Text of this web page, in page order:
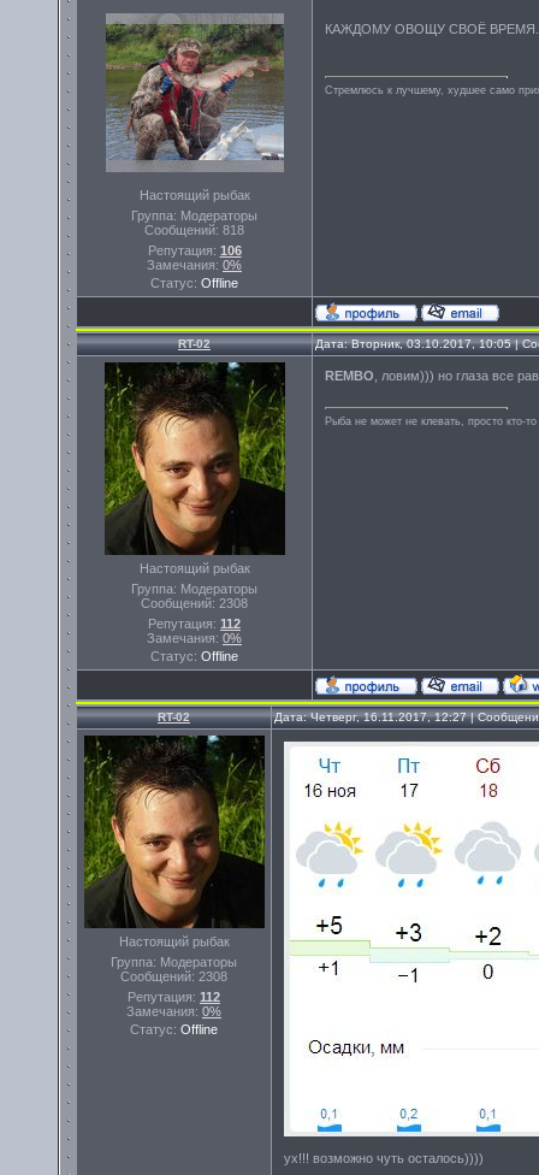
Настоящий рыбак
Группа: Модераторы
Сообщений: 818
Репутация: 106
Замечания: 0%
Статус: Offline
КАЖДОМУ ОВОЩУ СВОЁ
Стремлюсь к лучшему, худшее само
RT-02 Дата: Вторник, 03.10.2017, 10:05 |
Настоящий рыбак
Группа: Модераторы
Сообщений: 2308
Репутация: 112
Замечания: 0%
Статус: Offline
REMBO , ловим))) но глаза все
Рыба не может не клевать, просто кто-
RT-02 Дата: Четверг, 16.11.2017, 12:27 |
Настоящий рыбак
Группа: Модераторы
Сообщений: 2308
Репутация: 112
Замечания: 0%
Статус: Offline
ух!!! возможно чуть осталось))))